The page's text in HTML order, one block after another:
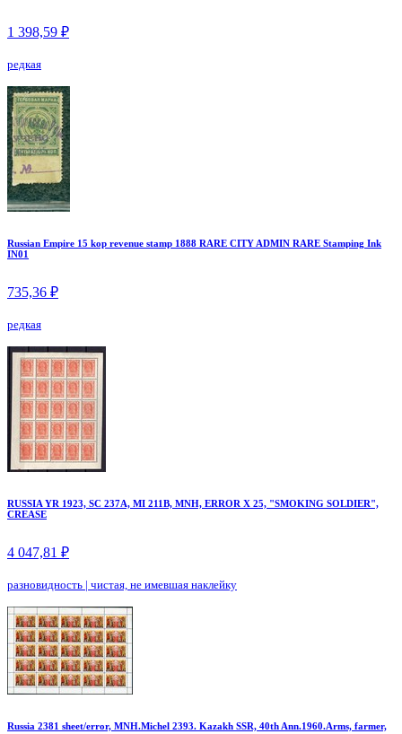
1 398,59 ₽
редкая
Russian Empire 15 kop revenue stamp 1888 RARE CITY ADMIN RARE Stamping Ink
IN01
735,36 ₽
редкая
RUSSIA YR 1923, SC 237A, MI 211B, MNH, ERROR X 25, "SMOKING SOLDIER",
CREASE
4 047,81 ₽
разновидность | чистая, не имевшая наклейку
Russia 2381 sheet/error, MNH.Michel 2393. Kazakh SSR, 40th Ann.1960.Arms, farmer,